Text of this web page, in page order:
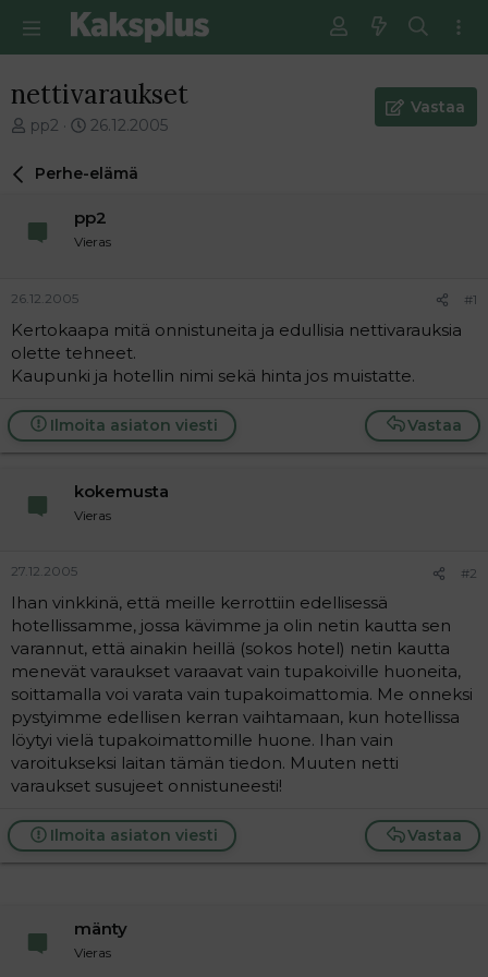
nettivaraukset
V
e
i
t
u
n
a
o
i
t
a
j
pp2
E
s
m
ä
n
v
s
t
i
26.12.2005
Vastaa
Perhe-elämä
pp2
Vieras
26.12.2005 #1
Kertokaapa mitä onnistuneita ja edullisia nettivarauksia
olette tehneet.
Kaupunki ja hotellin nimi sekä hinta jos muistatte.
Vastaa
Ilmoita asiaton viesti
kokemusta
Vieras
27.12.2005 #2
Ihan vinkkinä, että meille kerrottiin edellisessä
hotellissamme, jossa kävimme ja olin netin kautta sen
varannut, että ainakin heillä (sokos hotel) netin kautta
menevät varaukset varaavat vain tupakoiville huoneita,
soittamalla voi varata vain tupakoimattomia. Me onneksi
pystyimme edellisen kerran vaihtamaan, kun hotellissa
löytyi vielä tupakoimattomille huone. Ihan vain
varoitukseksi laitan tämän tiedon. Muuten netti
varaukset susujeet onnistuneesti!
Vastaa
Ilmoita asiaton viesti
mänty
Vieras